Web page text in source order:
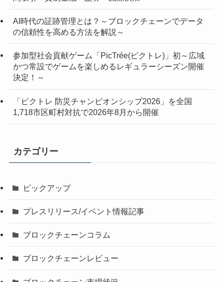
AI時代の証跡管理とは？～ブロックチェーンでデータ
の信頼性を高める方法を解説～
参加型社会貢献ゲーム「PicTrée(ピクトレ)」初～広域
かつ常設でゲームを楽しめるレギュラーシーズン開催
決定！～
「ピクトレ 防災チャンピオンシップ2026」を全国
1,718市区町村対抗で2026年8月から開催
カテゴリー
ピックアップ
プレスリリース/イベント情報記事
ブロックチェーンコラム
ブロックチェーンレビュー